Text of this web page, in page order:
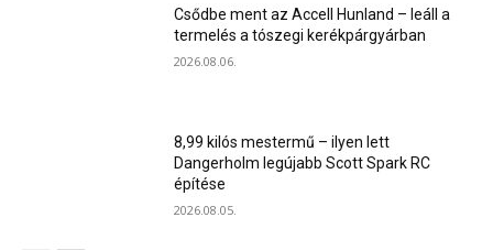
Csődbe ment az Accell Hunland – leáll a
termelés a tószegi kerékpárgyárban
2026.08.06.
8,99 kilós mestermű – ilyen lett
Dangerholm legújabb Scott Spark RC
építése
2026.08.05.